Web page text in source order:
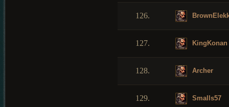
126.
127. KingKonan
128. Archer
129. Smalls57